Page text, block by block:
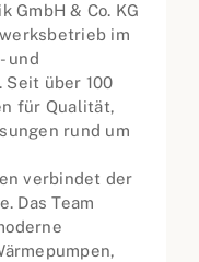
GmbH & Co. KG
im
und
Seit über 100
für Qualität,
rund um
verbindet der
Das Team